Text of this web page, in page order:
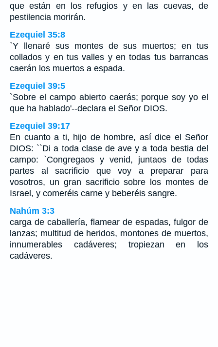
que están en los refugios y en las cuevas, de
pestilencia morirán.
Ezequiel 35:8
`Y llenaré sus montes de sus muertos; en tus
collados y en tus valles y en todas tus barrancas
caerán los muertos a espada.
Ezequiel 39:5
`Sobre el campo abierto caerás; porque soy yo el
que ha hablado'--declara el Señor DIOS.
Ezequiel 39:17
En cuanto a ti, hijo de hombre, así dice el Señor
DIOS: ``Di a toda clase de ave y a toda bestia del
campo: `Congregaos y venid, juntaos de todas
partes al sacrificio que voy a preparar para
vosotros, un gran sacrificio sobre los montes de
Israel, y comeréis carne y beberéis sangre.
Nahúm 3:3
carga de caballería, flamear de espadas, fulgor de
lanzas; multitud de heridos, montones de muertos,
innumerables cadáveres; tropiezan en los
cadáveres.